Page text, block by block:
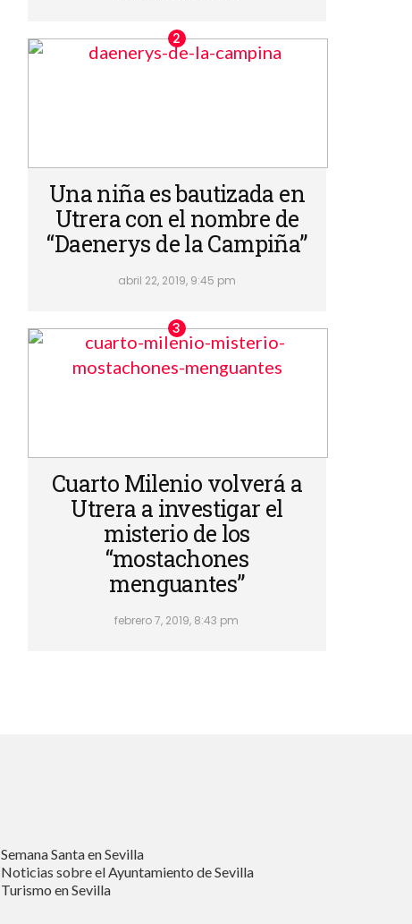
Una niña es bautizada en
Utrera con el nombre de
“Daenerys de la Campiña”
abril 22, 2019, 9:45 pm
Cuarto Milenio volverá a
Utrera a investigar el
misterio de los
“mostachones
menguantes”
febrero 7, 2019, 8:43 pm
Semana Santa en Sevilla
Noticias sobre el Ayuntamiento de Sevilla
Turismo en Sevilla